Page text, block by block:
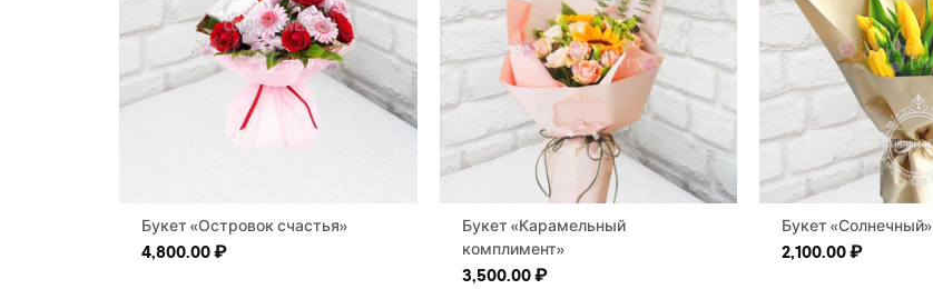
Букет «Островок счастья»
4,800.00₽
Букет «Карамельный
комплимент»
3,500.00₽
Букет «Солнечный»
2,100.00₽